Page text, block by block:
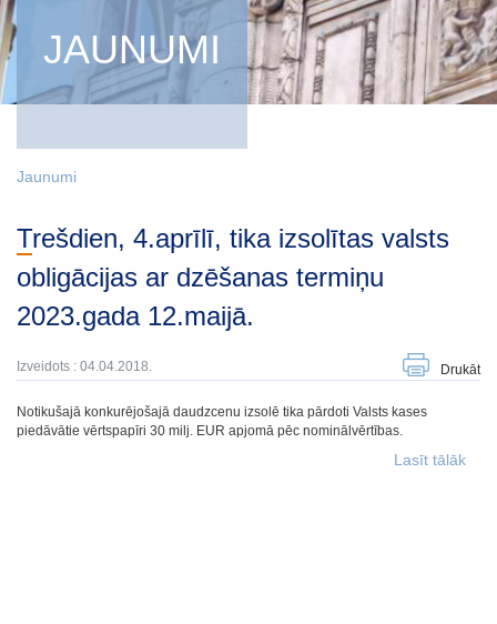
JAUNUMI
Jaunumi
Trešdien, 4.aprīlī, tika izsolītas valsts
obligācijas ar dzēšanas termiņu
2023.gada 12.maijā.
Izveidots : 04.04.2018. Drukāt
Notikušajā konkurējošajā daudzcenu izsolē tika pārdoti Valsts kases
piedāvātie vērtspapīri 30 milj. EUR apjomā pēc nominālvērtības.
Lasīt tālāk